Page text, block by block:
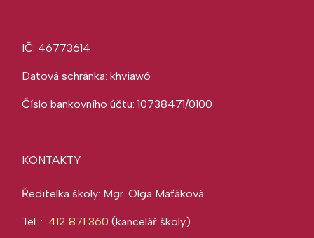
IČ: 46773614
Datová schránka: khviaw6
Číslo bankovního účtu: 10738471/0100
KONTAKTY
Ředitelka školy: Mgr. Olga Maťáková
Tel. : 412 871 360 (kancelář školy)